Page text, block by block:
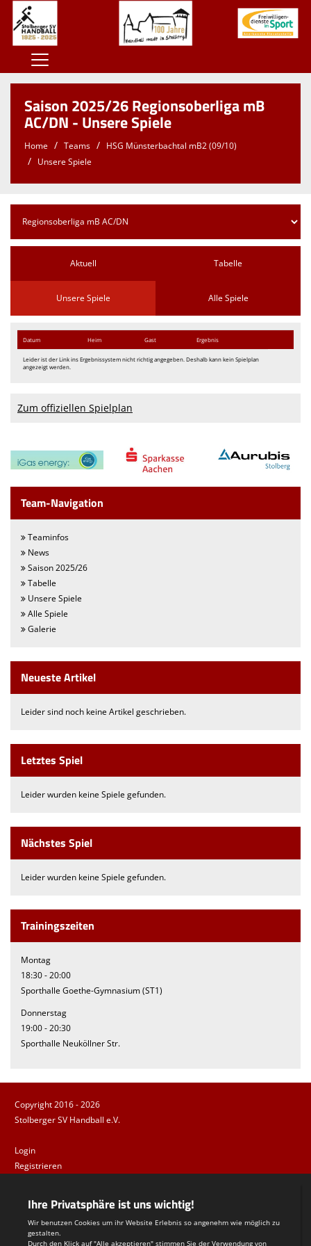
Home
100 Jahre SSV
Der SSV
Jugend
Sponsoren
We want you
Einladung MV 2026
Saison 2025/26 Regionsoberliga mB
AC/DN - Unsere Spiele
Home Teams
HSG Münsterbachtal mB2 (09/10)
Unsere Spiele
Aktuell Tabelle
Unsere Spiele Alle Spiele
Datum Heim Gast Ergebnis
Leider ist der Link ins Ergebnissystem nicht richtig angegeben. Deshalb kann kein Spielplan
angezeigt werden.
Zum offiziellen Spielplan
Team-Navigation
Teaminfos
News
Saison 2025/26
Tabelle
Unsere Spiele
Alle Spiele
Galerie
Neueste Artikel
Leider sind noch keine Artikel geschrieben.
Letztes Spiel
Leider wurden keine Spiele gefunden.
Nächstes Spiel
Leider wurden keine Spiele gefunden.
Trainingszeiten
Montag
18:30 - 20:00
Sporthalle Goethe-Gymnasium (ST1)
Donnerstag
19:00 - 20:30
Sporthalle Neuköllner Str.
Copyright 2016 - 2026
Stolberger SV Handball e.V.
Login
Registrieren
Datenschutzerklärung
Teamsports 2